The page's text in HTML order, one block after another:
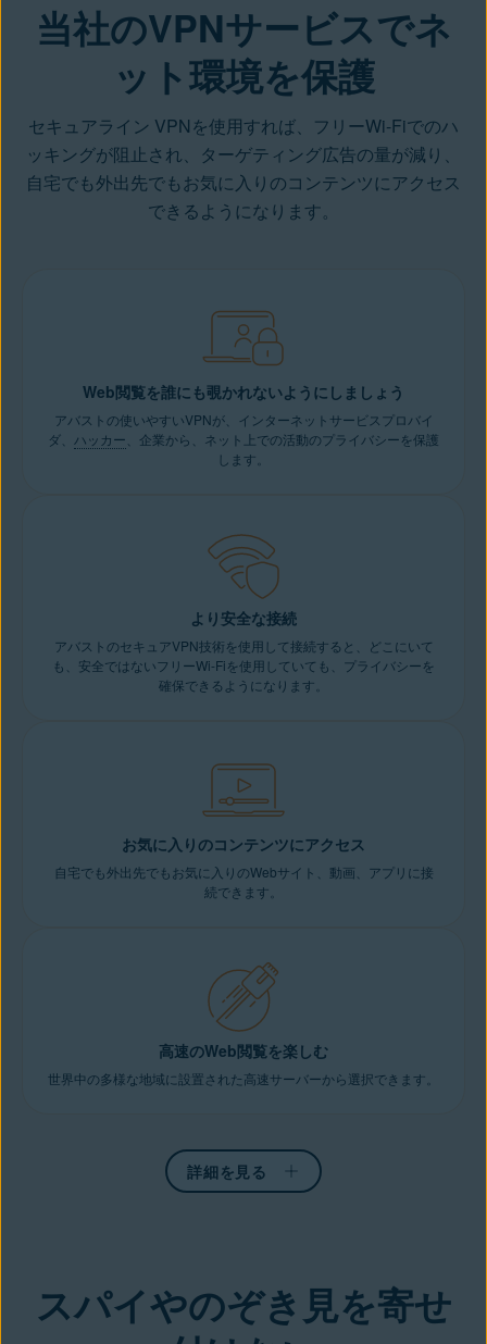
当社のVPNサービスでネ
ット環境を保護
セキュアライン VPNを使用すれば、フリーWi-Fiでのハ
ッキングが阻止され、ターゲティング広告の量が減り、
自宅でも外出先でもお気に入りのコンテンツにアクセス
できるようになります。
Web閲覧を誰にも覗かれないようにしましょう
アバストの使いやすいVPNが、インターネットサービスプロバイ
ダ、 ハッカー 、企業から、ネット上での活動のプライバシーを保護
します。
より安全な接続
アバストのセキュアVPN技術を使用して接続すると、どこにいて
も、安全ではないフリーWi-Fiを使用していても、プライバシーを
確保できるようになります。
お気に入りのコンテンツにアクセス
自宅でも外出先でもお気に入りのWebサイト、動画、アプリに接
続できます。
高速のWeb閲覧を楽しむ
世界中の多様な地域に設置された高速サーバーから選択できます。
詳細を見る
スパイやのぞき見を寄せ